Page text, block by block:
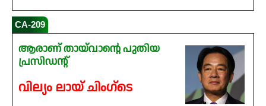
CA-209
ആരാണ് തായ്‌വാന്റെ പുതിയ
പ്രസിഡന്റ്
വില്യം ലായ് ചിംഗ്ടെ